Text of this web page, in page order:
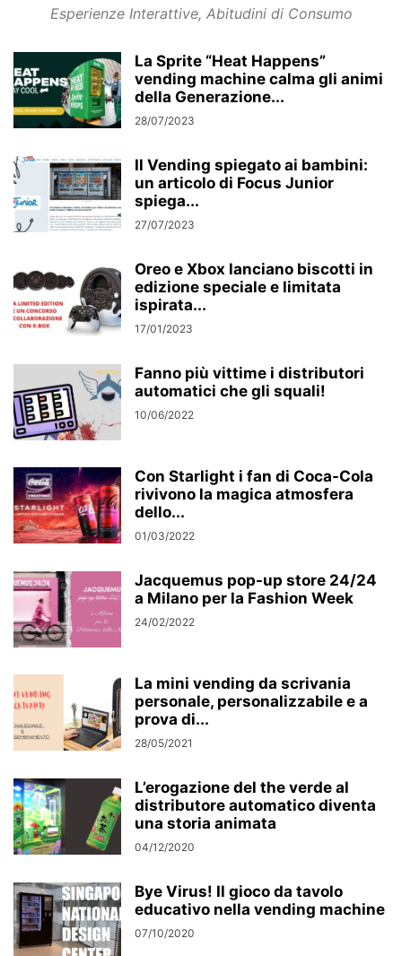
Esperienze Interattive, Abitudini di Consumo
La Sprite “Heat Happens”
vending machine calma gli animi
della Generazione...
28/07/2023
Il Vending spiegato ai bambini:
un articolo di Focus Junior
spiega...
27/07/2023
Oreo e Xbox lanciano biscotti in
edizione speciale e limitata
ispirata...
17/01/2023
Fanno più vittime i distributori
automatici che gli squali!
10/06/2022
Con Starlight i fan di Coca-Cola
rivivono la magica atmosfera
dello...
01/03/2022
Jacquemus pop-up store 24/24
a Milano per la Fashion Week
24/02/2022
La mini vending da scrivania
personale, personalizzabile e a
prova di...
28/05/2021
L’erogazione del the verde al
distributore automatico diventa
una storia animata
04/12/2020
Bye Virus! Il gioco da tavolo
educativo nella vending machine
07/10/2020